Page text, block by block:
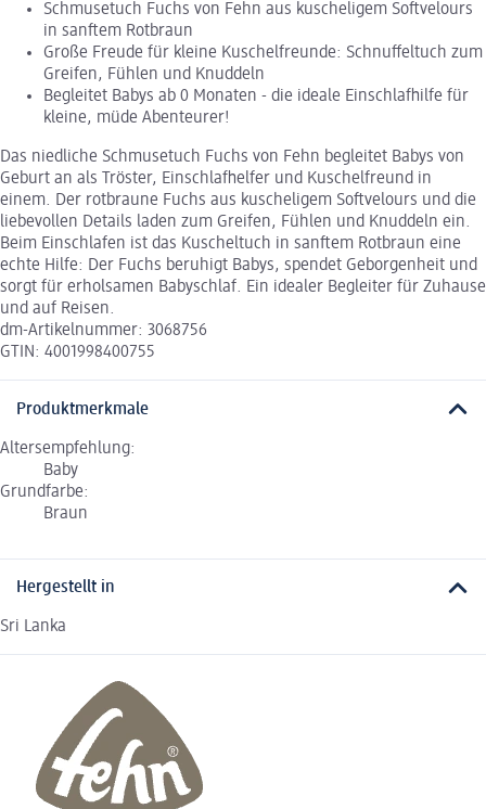
Schmusetuch Fuchs von Fehn aus kuscheligem Softvelours
in sanftem Rotbraun
Große Freude für kleine Kuschelfreunde: Schnuffeltuch zum
Greifen, Fühlen und Knuddeln
Begleitet Babys ab 0 Monaten - die ideale Einschlafhilfe für
kleine, müde Abenteurer!
Das niedliche Schmusetuch Fuchs von Fehn begleitet Babys von
Geburt an als Tröster, Einschlafhelfer und Kuschelfreund in
einem. Der rotbraune Fuchs aus kuscheligem Softvelours und die
liebevollen Details laden zum Greifen, Fühlen und Knuddeln ein.
Beim Einschlafen ist das Kuscheltuch in sanftem Rotbraun eine
echte Hilfe: Der Fuchs beruhigt Babys, spendet Geborgenheit und
sorgt für erholsamen Babyschlaf. Ein idealer Begleiter für Zuhause
und auf Reisen.
dm-Artikelnummer: 3068756
GTIN: 4001998400755
Produktmerkmale
Altersempfehlung:
Baby
Grundfarbe:
Braun
Hergestellt in
Sri Lanka